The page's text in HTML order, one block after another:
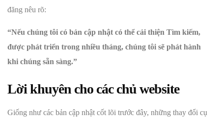
đăng nêu rõ:
“Nếu chúng tôi có bản cập nhật có thể cải thiện Tìm kiếm,
được phát triển trong nhiều tháng, chúng tôi sẽ phát hành
khi chúng sẵn sàng.”
Lời khuyên cho các chủ website
Giống như các bản cập nhật cốt lõi trước đây, những thay đổi cụ